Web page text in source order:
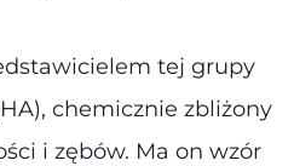
tej grupy
chemicznie zbliżony
i zębów. Ma on wzór